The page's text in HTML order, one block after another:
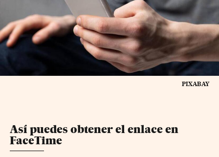
PIXABAY
Así puedes obtener el enlace en
FaceTime